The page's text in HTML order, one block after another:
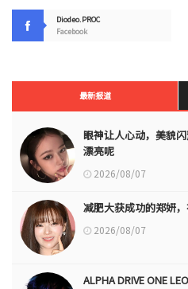
Diodeo.PROC
Facebook
最新报道
眼神让人心动，美貌
漂亮呢
2026/08/07
减肥大获成功的郑妍，
2026/08/07
ALPHA DRIVE ONE